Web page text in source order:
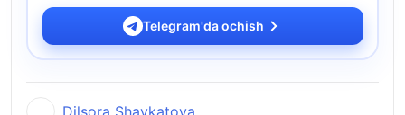
Telegram'da ochish
Dilsora Shavkatova